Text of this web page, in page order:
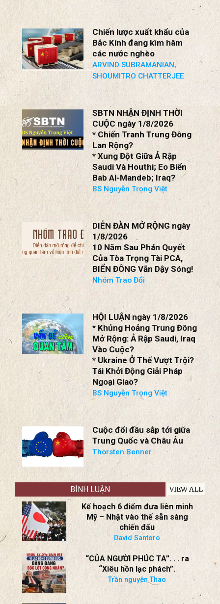
Chiến Tranh Ukraine: Nga
Bắt Đầu Suy Cạn Nguồn
Lực; Thiết Lập Khung Đàm
Phán Ngừng Chiến Mới!
BS Nguyễn Trọng Việt
Bắc Kinh đang kìm hãm
các nước nghèo
ARVIND SUBRAMANIAN,
SHOUMITRO CHATTERJEE
SBTN NHẬN ĐỊNH THỜI
CUỘC ngày 1/8/2026
* Chiến Tranh Trung Đông
Lan Rộng?
Saudi Và Houthi; Eo Biển
Bab Al-Mandeb; Iraq?
BS Nguyễn Trọng Việt
DIỄN ĐÀN MỞ RỘNG ngày
10 Năm Sau Phán Quyết
Của Tòa Trọng Tài PCA,
BIỂN ĐÔNG Vẫn Dậy Sóng!
Nhóm Trao Đổi
HỘI LUẬN ngày 1/8/2026
* Khủng Hoảng Trung Đông
Mở Rộng: Ả Rập Saudi, Iraq
Vào Cuộc?
* Ukraine Ở Thế Vượt Trội?
Tái Khởi Động Giải Pháp
Ngoại Giao?
BS Nguyễn Trọng Việt
Cuộc đối đầu sắp tới giữa
Trung Quốc và Châu Âu
Thorsten Benner
BÌNH LUẬN
Kế hoạch 6 điểm đưa liên minh
Mỹ – Nhật vào thế sẵn sàng
chiến đấu
David Santoro